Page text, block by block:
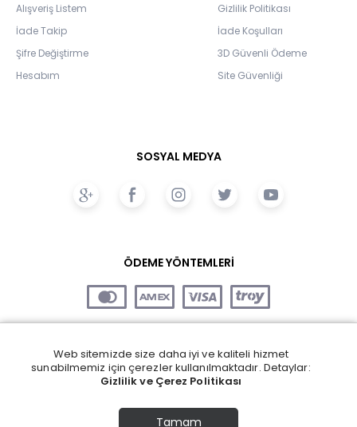
Alışveriş Listem
İade Takip
Şifre Değiştirme
Hesabım
Gizlilik Politikası
İade Koşulları
3D Güvenli Ödeme
Site Güvenliği
SOSYAL MEDYA
ÖDEME YÖNTEMLERİ
Web sitemizde size daha iyi ve kaliteli hizmet
sunabilmemiz için çerezler kullanılmaktadır. Detaylar:
Gizlilik ve Çerez Politikası
Tamam